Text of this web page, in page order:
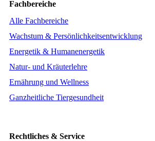
Fachbereiche
Alle Fachbereiche
Wachstum & Persönlichkeitsentwicklung
Energetik & Humanenergetik
Natur- und Kräuterlehre
Ernährung und Wellness
Ganzheitliche Tiergesundheit
Rechtliches & Service